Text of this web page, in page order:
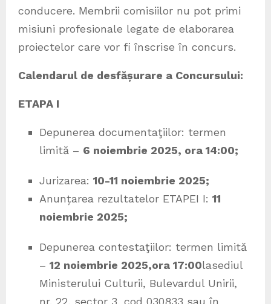
conducere. Membrii comisiilor nu pot primi
misiuni profesionale legate de elaborarea
proiectelor care vor fi înscrise în concurs.
Calendarul de desfășurare a Concursului:
ETAPA I
Depunerea documentaţiilor: termen
limită – 6 noiembrie 2025, ora 14:00;
Jurizarea: 10-11 noiembrie 2025;
Anunțarea rezultatelor ETAPEI I: 11
noiembrie 2025;
Depunerea contestaţiilor: termen limită
– 12 noiembrie 2025,ora 17:00lasediul
Ministerului Culturii, Bulevardul Unirii,